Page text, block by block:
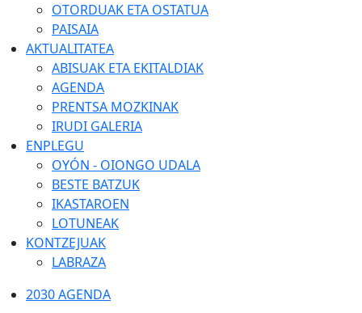
OTORDUAK ETA OSTATUA
PAISAIA
AKTUALITATEA
ABISUAK ETA EKITALDIAK
AGENDA
PRENTSA MOZKINAK
IRUDI GALERIA
ENPLEGU
OYÓN - OIONGO UDALA
BESTE BATZUK
IKASTAROEN
LOTUNEAK
KONTZEJUAK
LABRAZA
2030 AGENDA